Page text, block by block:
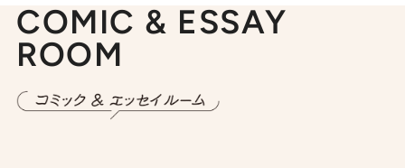
COMIC & ESSAY
ROOM